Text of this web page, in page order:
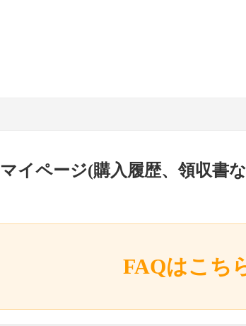
マイページ(購入履歴、領収書
FAQはこち